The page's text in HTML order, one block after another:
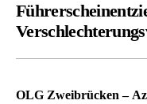
OLG Zweibrücken –